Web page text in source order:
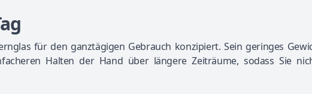
für den ganztägigen Gebrauch konzipiert. Sein geringes
Halten der Hand über längere Zeiträume, sodass Sie